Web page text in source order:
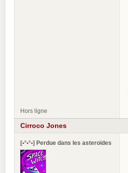
Hors ligne
Cirroco Jones
[•°•°•] Perdue dans les asteroïdes